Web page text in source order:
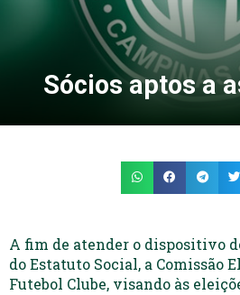
Sócios aptos a
A fim de atender o dispositivo
do Estatuto Social, a Comissão
Futebol Clube, visando às